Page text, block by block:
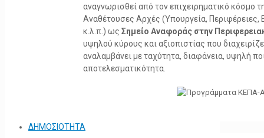
αναγνωρισθεί από τον επιχειρηματικό κόσμο
Αναθέτουσες Αρχές (Υπουργεία, Περιφέρειες,
κ.λ.π.) ως Σημείο Αναφοράς στην
υψηλού κύρους και αξιοπιστίας που
αναλαμβάνει με ταχύτητα, διαφάνεια, υψηλή
αποτελεσματικότητα.
ΔΗΜΟΣΙΟΤΗΤΑ